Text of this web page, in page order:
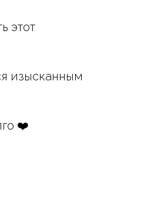
этот
изысканным
❤️